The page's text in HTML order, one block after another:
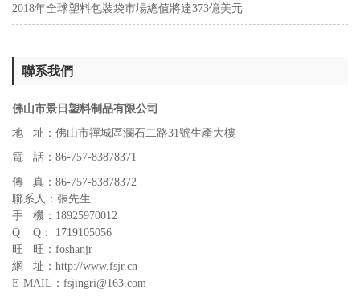
2018年全球塑料包裝袋市場總值將達373億美元
聯系我們
佛山市景日塑料制品有限公司
地 址：佛山市禪城區瀾石二路31號生產大樓
電 話：86-757-83878371
傳 真：86-757-83878372
聯系人：張先生
手 機：18925970012
Q Q： 1719105056
旺 旺：foshanjr
網 址：http://www.fsjr.cn
E-MAIL：fsjingri@163.com